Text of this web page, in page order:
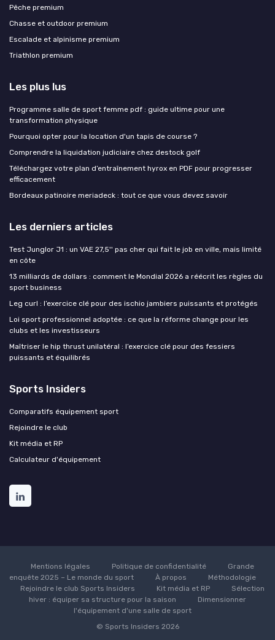
Pêche premium
Chasse et outdoor premium
Escalade et alpinisme premium
Triathlon premium
Les plus lus
Programme salle de sport femme pdf : guide ultime pour une
transformation physique
Pourquoi opter pour la location d'un tapis de course ?
Comprendre la liquidation judiciaire chez destock golf
Téléchargez votre plan d’entraînement hyrox en PDF pour progresser
efficacement
Bordeaux patinoire meriadeck : tout ce que vous devez savoir
Les derniers articles
Test Junglor J1 : un VAE 27,5'' pas cher qui fait le job en ville, mais limité
en côte
13 milliards de dollars : comment le Mondial 2026 a réécrit les règles du
sport business
Leg curl : l’exercice clé pour des ischio jambiers puissants et protégés
Loi sport professionnel adoptée : ce que la réforme change pour les
clubs et les investisseurs
Maîtriser le hip thrust unilatéral : l’exercice clé pour des fessiers
puissants et équilibrés
Sports Insiders
Comparatifs équipement sport
Rejoindre le club
Kit média et RP
Calculateur d'équipement
Mentions légales Politique de confidentialité
Grande
enquête 2025 – Le monde du sport
À propos
Méthodologie
Rejoindre le club Sports Insiders
Kit média et RP
Sélection
hiver : équiper sa structure pour la saison
Dimensionner
l'équipement d'une salle de sport
© Sports Insiders 2026